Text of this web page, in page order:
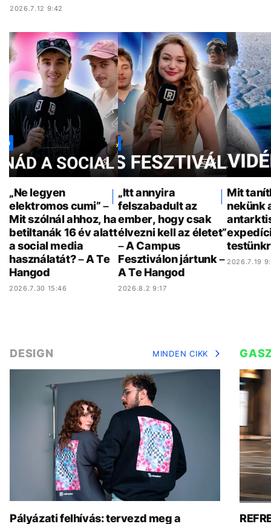
2026.7.12 9:42
„Ne legyen
elektromos cumi” –
Mit szólnál ahhoz, ha
betiltanák 16 év alatt
a social media
használatát? – A Te
Hangod
2026.7.30 15:46
„Itt annyira
felszabadult az
ember, hogy csak
élvezni kell az életet”
– A Campus
Fesztiválon jártunk –
A Te Hangod
2026.8.2 9:17
Mit
nekünk
2026.7.19
DESIGN MINDEN CIKK
Pályázati felhívás: tervezd meg a